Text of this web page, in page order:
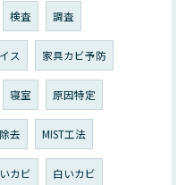
検査 調査
ス 家具カビ予防
寝室 原因特定
去 MIST工法
カビ 白いカビ